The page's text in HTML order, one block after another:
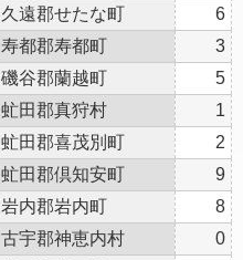
久遠郡せたな町
6
寿都郡寿都町
3
磯谷郡蘭越町
5
虻田郡真狩村
1
虻田郡喜茂別町
2
虻田郡倶知安町
9
岩内郡岩内町
8
古宇郡神恵内村
0